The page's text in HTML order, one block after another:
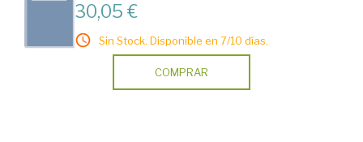
30,05 €
Sin Stock. Disponible en 7/10 días.
COMPRAR